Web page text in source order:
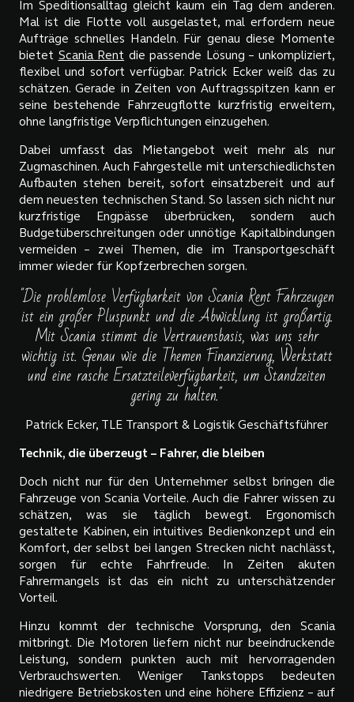
Im Speditionsalltag gleicht kaum ein Tag dem anderen.
Mal ist die Flotte voll ausgelastet, mal erfordern neue
Aufträge schnelles Handeln. Für genau diese Momente
bietet Scania Rent die passende Lösung – unkompliziert,
flexibel und sofort verfügbar. Patrick Ecker weiß das zu
schätzen. Gerade in Zeiten von Auftragsspitzen kann er
seine bestehende Fahrzeugflotte kurzfristig erweitern,
ohne langfristige Verpflichtungen einzugehen.
Dabei umfasst das Mietangebot weit mehr als nur
Zugmaschinen. Auch Fahrgestelle mit unterschiedlichsten
Aufbauten stehen bereit, sofort einsatzbereit und auf
dem neuesten technischen Stand. So lassen sich nicht nur
kurzfristige Engpässe überbrücken, sondern auch
Budgetüberschreitungen oder unnötige Kapitalbindungen
vermeiden – zwei Themen, die im Transportgeschäft
immer wieder für Kopfzerbrechen sorgen.
"Die problemlose Verfügbarkeit von Scania Rent Fahrzeugen
ist ein großer Pluspunkt und die Abwicklung ist großartig.
Mit Scania stimmt die Vertrauensbasis, was uns sehr
wichtig ist. Genau wie die Themen Finanzierung, Werkstatt
und eine rasche Ersatzteileverfügbarkeit, um Standzeiten
gering zu halten."
Patrick Ecker, TLE Transport & Logistik Geschäftsführer
Technik, die überzeugt – Fahrer, die bleiben
Doch nicht nur für den Unternehmer selbst bringen die
Fahrzeuge von Scania Vorteile. Auch die Fahrer wissen zu
schätzen, was sie täglich bewegt. Ergonomisch
gestaltete Kabinen, ein intuitives Bedienkonzept und ein
Komfort, der selbst bei langen Strecken nicht nachlässt,
sorgen für echte Fahrfreude. In Zeiten akuten
Fahrermangels ist das ein nicht zu unterschätzender
Vorteil.
Hinzu kommt der technische Vorsprung, den Scania
mitbringt. Die Motoren liefern nicht nur beeindruckende
Leistung, sondern punkten auch mit hervorragenden
Verbrauchswerten. Weniger Tankstopps bedeuten
niedrigere Betriebskosten und eine höhere Effizienz – auf